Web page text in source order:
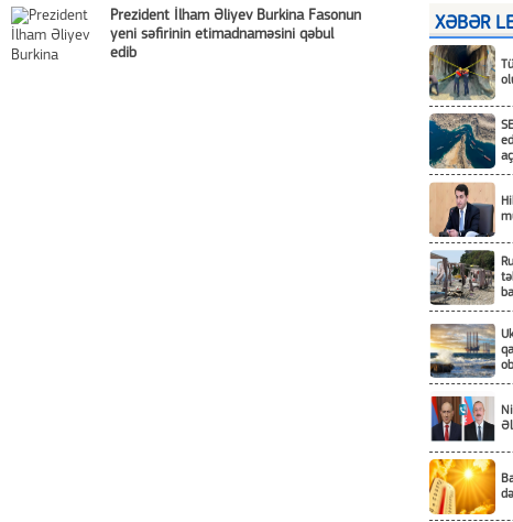
Prezident İlham Əliyev Burkina Fasonun
yeni səfirinin etimadnaməsini qəbul
edib
XƏBƏR